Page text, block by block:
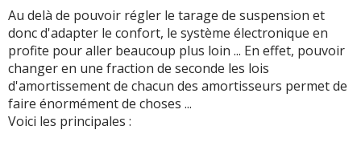
Au delà de pouvoir régler le tarage de suspension et
donc d'adapter le confort, le système électronique en
profite pour aller beaucoup plus loin ... En effet, pouvoir
changer en une fraction de seconde les lois
d'amortissement de chacun des amortisseurs permet de
faire énormément de choses ...
Voici les principales :